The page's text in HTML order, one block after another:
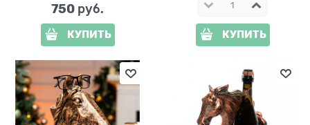
750 руб.
КУПИТЬ КУПИТЬ